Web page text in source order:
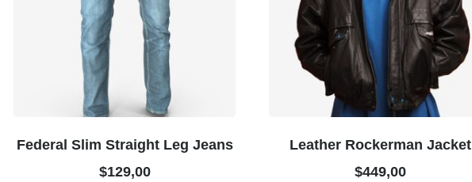
Federal Slim Straight Leg Jeans
$129,00
Leather Rockerman Jacket
$449,00